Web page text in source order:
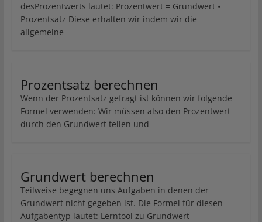
desProzentwerts lautet: Prozentwert = Grundwert •
Prozentsatz Diese erhalten wir indem wir die
allgemeine
Prozentsatz berechnen
Wenn der Prozentsatz gefragt ist können wir folgende
Formel verwenden: Wir müssen also den Prozentwert
durch den Grundwert teilen und
Grundwert berechnen
Teilweise begegnen uns Aufgaben in denen der
Grundwert nicht gegeben ist. Die Formel für diesen
Aufgabentyp lautet: Lerntool zu Grundwert